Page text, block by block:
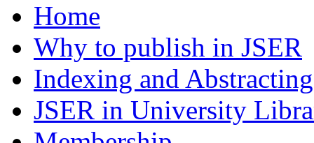
Home
Why to publish in JSER
Indexing and Abstracting
JSER in University